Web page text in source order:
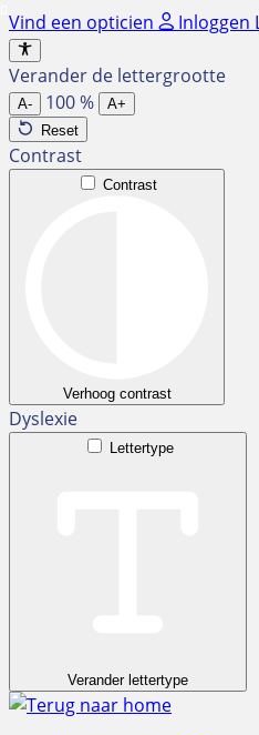
Ga
naar
de
inhoud
Vind een opticien Inloggen
Verander de lettergrootte
A- 100%
A+
Reset
Contrast
Contrast
Verhoog contrast
Dyslexie
Lettertype
Verander lettertype